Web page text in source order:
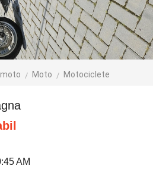
Moto Motociclete
AM